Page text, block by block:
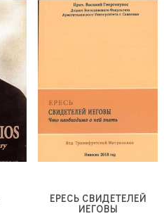
ЕРЕСЬ СВИДЕТЕЛЕЙ
ИЕГОВЫ